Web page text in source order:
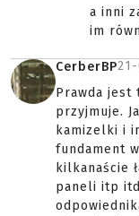
a inni
im
CerberBP
Prawda jest
przyjmuje.
kamizelki i
fundament
kilkanaście
paneli itp